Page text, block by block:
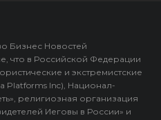
Бизнес Новостей
что в Российской Федерации
и экстремистские
Platforms Inc), Национал-
религиозная организация
Иеговы в России» и